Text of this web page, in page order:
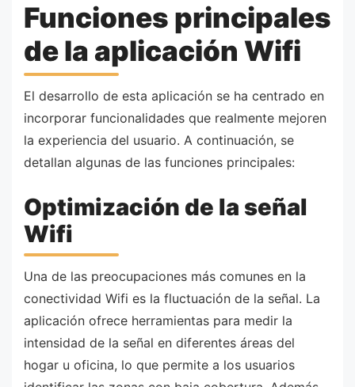
Funciones principales
de la aplicación Wifi
El desarrollo de esta aplicación se ha centrado en
incorporar funcionalidades que realmente mejoren
la experiencia del usuario. A continuación, se
detallan algunas de las funciones principales:
Optimización de la señal
Wifi
Una de las preocupaciones más comunes en la
conectividad Wifi es la fluctuación de la señal. La
aplicación ofrece herramientas para medir la
intensidad de la señal en diferentes áreas del
hogar u oficina, lo que permite a los usuarios